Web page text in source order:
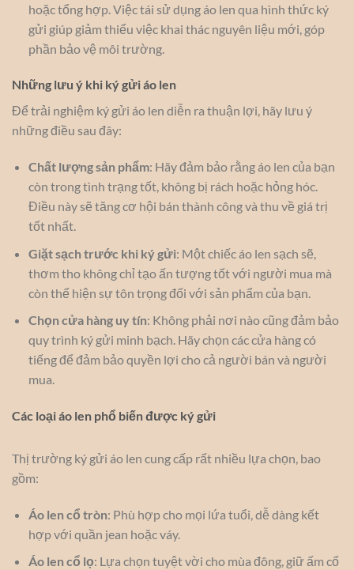
hoặc tổng hợp. Việc tái sử dụng áo len qua hình thức ký
gửi giúp giảm thiểu việc khai thác nguyên liệu mới, góp
phần bảo vệ môi trường.
Những lưu ý khi ký gửi áo len
Để trải nghiệm ký gửi áo len diễn ra thuận lợi, hãy lưu ý
những điều sau đây:
Chất lượng sản phẩm: Hãy đảm bảo rằng áo len của bạn
còn trong tình trạng tốt, không bị rách hoặc hỏng hóc.
Điều này sẽ tăng cơ hội bán thành công và thu về giá trị
tốt nhất.
Giặt sạch trước khi ký gửi: Một chiếc áo len sạch sẽ,
thơm tho không chỉ tạo ấn tượng tốt với người mua mà
còn thể hiện sự tôn trọng đối với sản phẩm của bạn.
Chọn cửa hàng uy tín: Không phải nơi nào cũng đảm bảo
quy trình ký gửi minh bạch. Hãy chọn các cửa hàng có
tiếng để đảm bảo quyền lợi cho cả người bán và người
mua.
Các loại áo len phổ biến được ký gửi
Thị trường ký gửi áo len cung cấp rất nhiều lựa chọn, bao
gồm:
Áo len cổ tròn: Phù hợp cho mọi lứa tuổi, dễ dàng kết
hợp với quần jean hoặc váy.
Áo len cổ lọ: Lựa chọn tuyệt vời cho mùa đông, giữ ấm cổ